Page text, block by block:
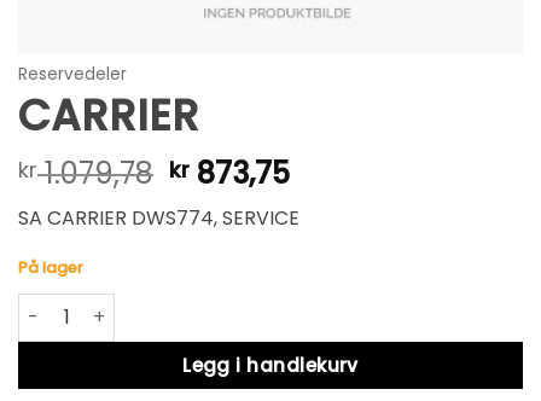
Reservedeler
CARRIER
kr1.079,78 Opprinnelig
pris
var:
kr 873,75Nåværende
pris
er:
SA CARRIER DWS774, SERVICE
På lager
CARRIER antall
Legg i handlekurv
Alternative: